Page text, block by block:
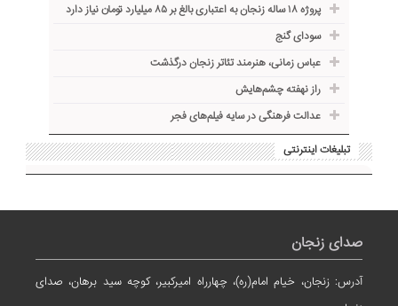
پروژه ۱۸ ساله زنجان به اعتباری بالغ بر ۸۵ میلیارد تومان نیاز دارد
سودای گنج
عباس زمانی، هنرمند تئاتر زنجان درگذشت
راز نهفته چشم‌هایش
عدالت فرهنگی در سایه فیلم‌های فجر
تبلیغات اینترنتی
صدای زنجان
آدرس: زنجان، خیام امام(ره)، چهارراه امیرکبیر، کوچه سید برهان، صدای